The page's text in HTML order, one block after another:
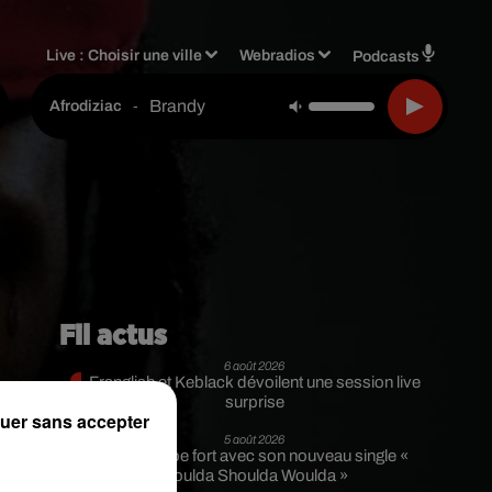
Live :Choisir une ville Webradios Podcasts
Afrodiziac - Brandy
Fil actus
6 août 2026
Franglish et Keblack dévoilent une session live
surprise
5 août 2026
Russ frappe fort avec son nouveau single «
Coulda Shoulda Woulda »
sans accepter